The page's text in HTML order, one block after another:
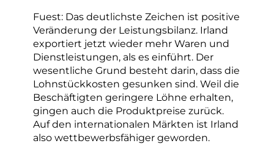
Fuest: Das deutlichste Zeichen ist positive
Veränderung der Leistungsbilanz. Irland
exportiert jetzt wieder mehr Waren und
Dienstleistungen, als es einführt. Der
wesentliche Grund besteht darin, dass die
Lohnstückkosten gesunken sind. Weil die
Beschäftigten geringere Löhne erhalten,
gingen auch die Produktpreise zurück.
Auf den internationalen Märkten ist Irland
also wettbewerbsfähiger geworden.